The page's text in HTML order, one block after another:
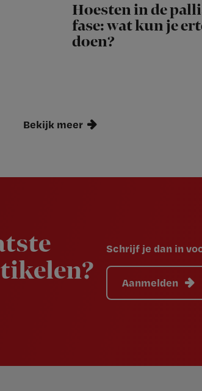
Hoesten in de
fase: wat kun je
doen?
Bekijk meer
Schrijf je dan in
Aanmelden